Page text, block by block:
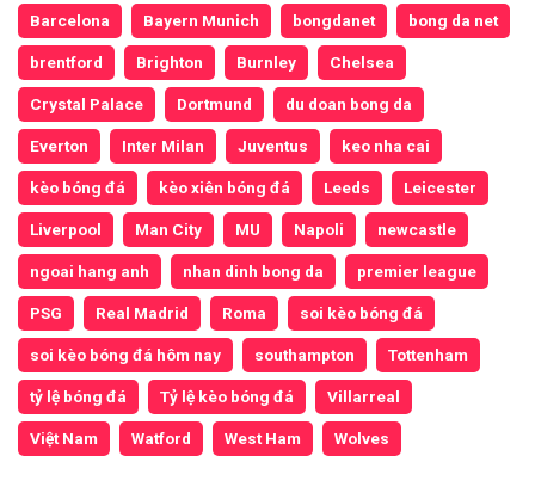
Barcelona Bayern Munich bongdanet bong da net
brentford Brighton Burnley Chelsea
Crystal Palace Dortmund du doan bong da
Everton Inter Milan Juventus keo nha cai
kèo bóng đá kèo xiên bóng đá Leeds Leicester
Liverpool Man City MU Napoli newcastle
ngoai hang anh nhan dinh bong da premier league
PSG Real Madrid Roma soi kèo bóng đá
soi kèo bóng đá hôm nay southampton Tottenham
tỷ lệ bóng đá Tỷ lệ kèo bóng đá Villarreal
Việt Nam Watford West Ham Wolves